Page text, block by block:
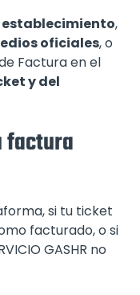
,
oficiales, o
Factura en el
y del
factura
si tu ticket
facturado, o si
GASHR no